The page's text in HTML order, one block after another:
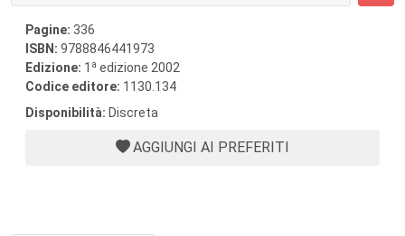
Pagine: 336
ISBN: 9788846441973
Edizione: 1 a edizione 2002
Codice editore: 1130.134
Disponibilità: Discreta
AGGIUNGI AI PREFERITI